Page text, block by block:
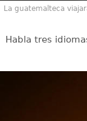
La guatemalteca
Habla tres